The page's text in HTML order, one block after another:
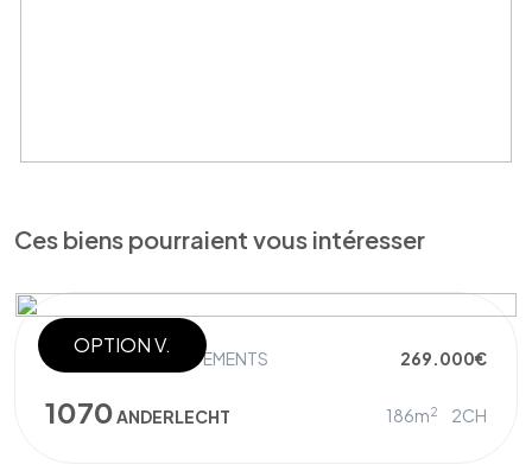
Ces biens pourraient vous intéresser
OPTION V.
IMMEUBLE À APPARTEMENTS 269.000€
1070ANDERLECHT 186m2 2CH